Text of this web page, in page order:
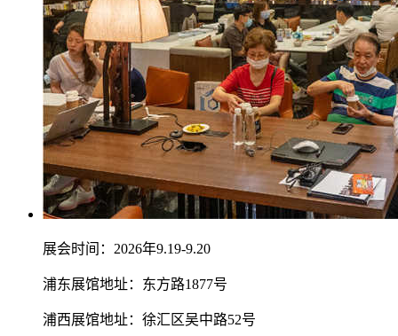
展会时间：2026年9.19-9.20
浦东展馆地址：东方路1877号
浦西展馆地址：徐汇区吴中路52号